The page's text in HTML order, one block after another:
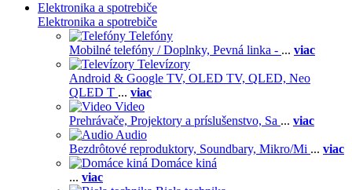
Elektronika a spotrebiče
Elektronika a spotrebiče
Telefóny
Mobilné telefóny / Doplnky, Pevná linka - ... viac
Televízory
Android & Google TV, OLED TV, QLED, Neo
QLED T ... viac
Video
Prehrávače, Projektory a príslušenstvo, Sa ... viac
Audio
Bezdrôtové reproduktory, Soundbary, Mikro/Mi ... viac
Domáce kiná
... viac